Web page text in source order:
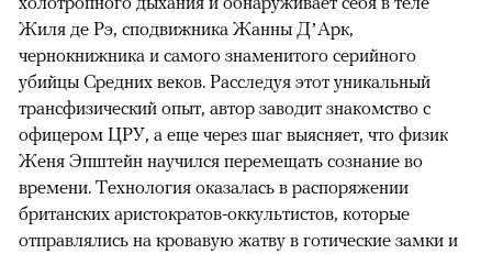
Жиля де Рэ, сподвижника Жанны Д’Арк,
чернокнижника и самого знаменитого серийного
убийцы Средних веков. Расследуя этот уникальный
трансфизический опыт, автор заводит знакомство с
офицером ЦРУ, а еще через шаг выясняет, что физик
Женя Эпштейн научился перемещать сознание во
времени. Технология оказалась в распоряжении
британских аристократов-оккультистов, которые
отправлялись на кровавую жатву в готические замки и